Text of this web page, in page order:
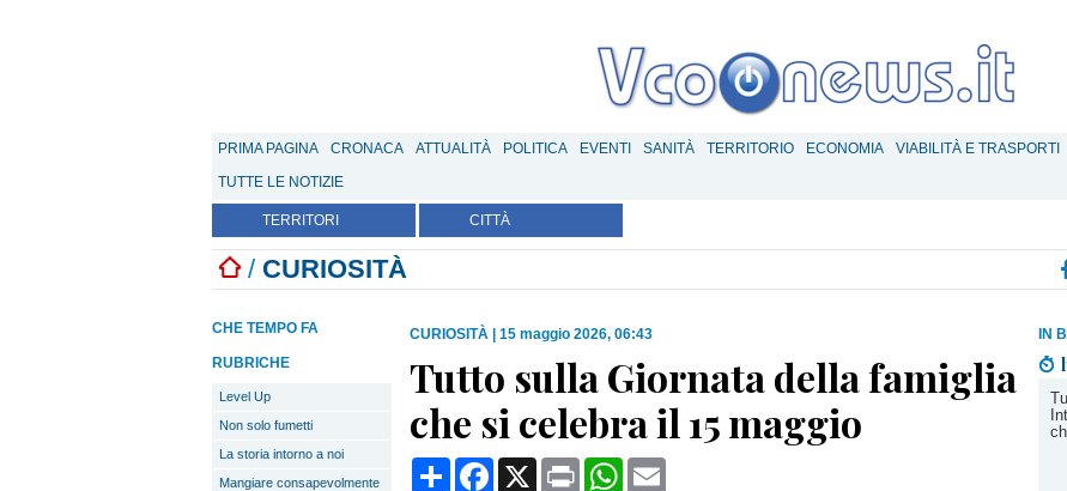
PRIMA PAGINA CRONACA ATTUALITÀ POLITICA EVENTI SANITÀ TERRITORIO ECONOMIA VIABILITÀ E TRASPORTI
TUTTE LE NOTIZIE
TERRITORI CITTÀ
/ CURIOSITÀ
IN
CHE TEMPO FA
RUBRICHE
Level Up
Non solo fumetti
La storia intorno a noi
Mangiare consapevolmente
CURIOSITÀ 15 maggio 2026, 06:43
Tutto sulla Giornata della famiglia
che si celebra il 15 maggio
CondividiFacebook
X Print WhatsApp